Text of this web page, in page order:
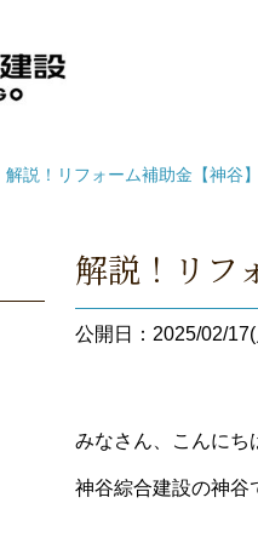
解説！リフォーム補助金【神谷
解説！リフ
公開日：2025/02/
みなさん、こんにち
神谷綜合建設の神谷